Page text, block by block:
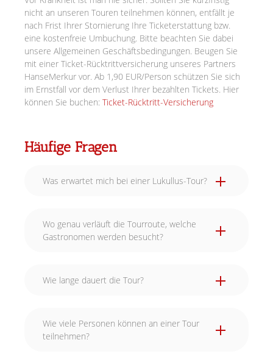
nicht an unseren Touren teilnehmen können, entfällt je
nach Frist Ihrer Stornierung Ihre Ticketerstattung bzw.
eine kostenfreie Umbuchung. Bitte beachten Sie dabei
unsere Allgemeinen Geschäftsbedingungen. Beugen Sie
mit einer Ticket-Rücktrittversicherung unseres Partners
HanseMerkur vor. Ab 1,90 EUR/Person schützen Sie sich
im Ernstfall vor dem Verlust Ihrer bezahlten Tickets. Hier
können Sie buchen: Ticket-Rücktritt-Versicherung
Häufige Fragen
Was erwartet mich bei einer Lukullus-Tour?
Wo genau verläuft die Tourroute, welche
Gastronomen werden besucht?
Wie lange dauert die Tour?
Wie viele Personen können an einer Tour
teilnehmen?